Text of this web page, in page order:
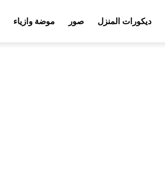
ديكورات المنزل صور موضة وازياء